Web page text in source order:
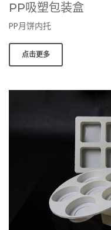
PP吸塑包装盒
PP月饼内托
点击更多